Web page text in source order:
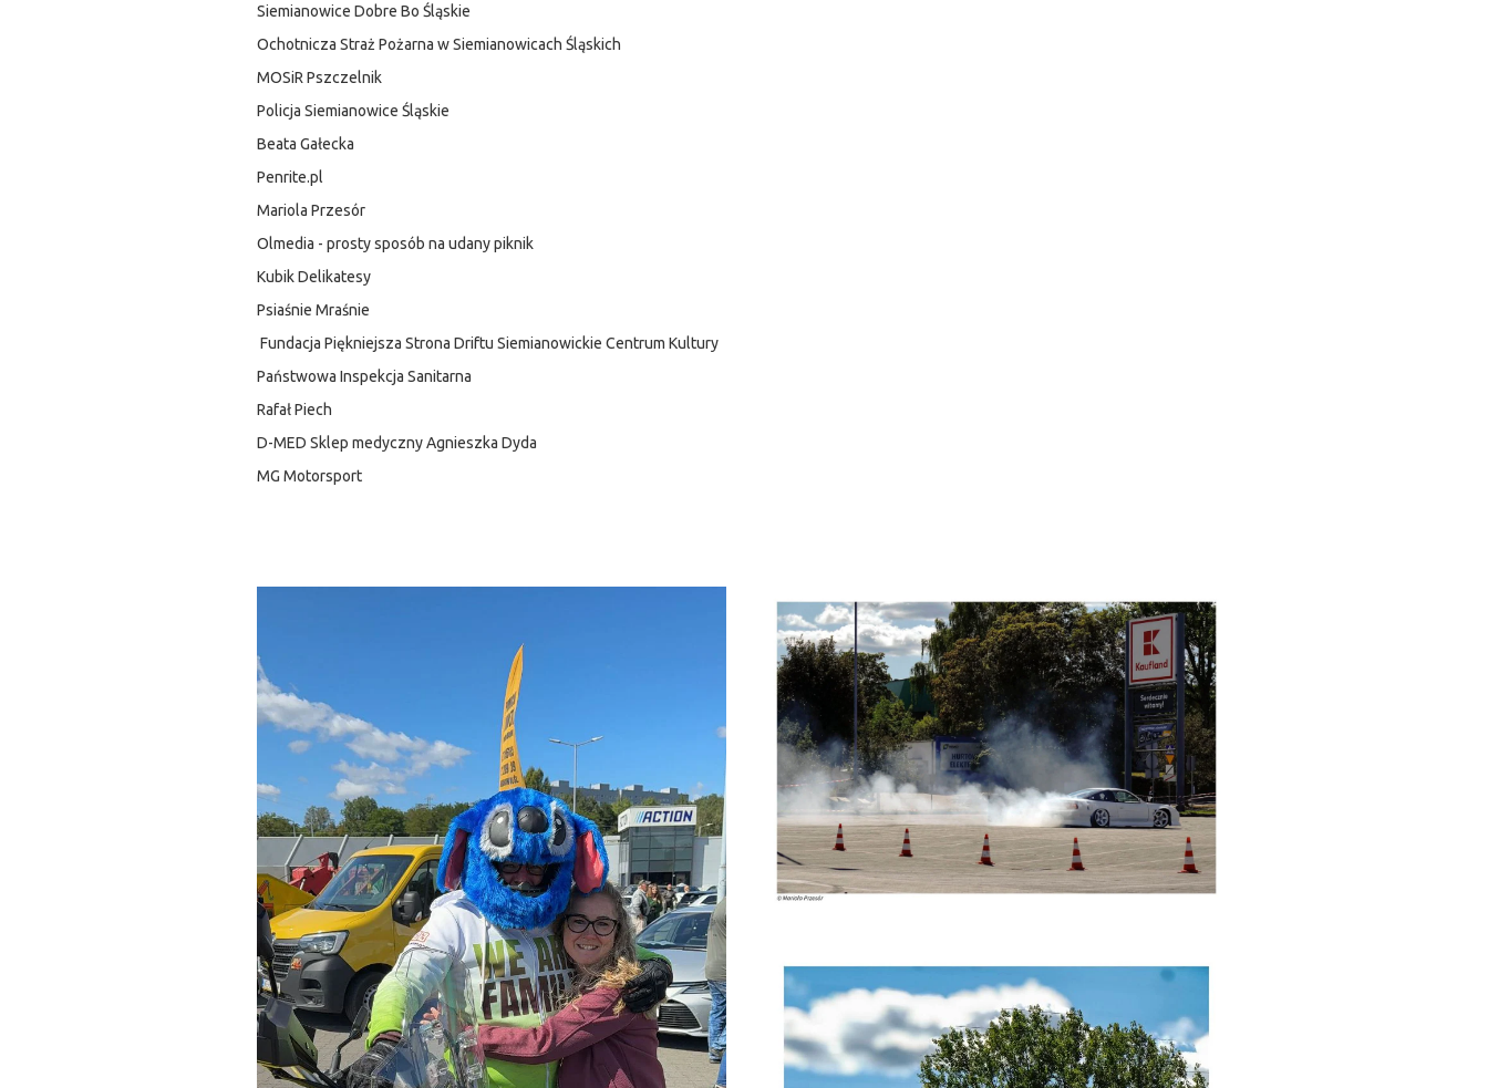
Siemianowice Dobre Bo Śląskie
Ochotnicza Straż Pożarna w Siemianowicach Śląskich
MOSiR Pszczelnik
Policja Siemianowice Śląskie
Beata Gałecka
Penrite.pl
Mariola Przesór
Olmedia - prosty sposób na udany piknik
Kubik Delikatesy
Psiaśnie Mraśnie
Fundacja Piękniejsza Strona Driftu Siemianowickie Centrum Kultury
Państwowa Inspekcja Sanitarna
Rafał Piech
D-MED Sklep medyczny Agnieszka Dyda
MG Motorsport